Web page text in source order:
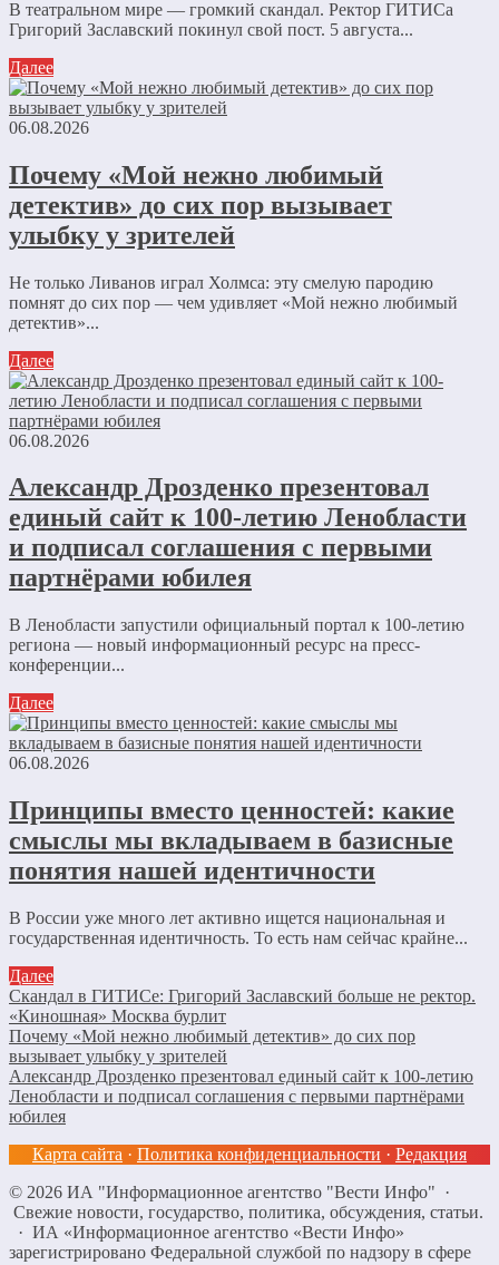
В театральном мире — громкий скандал. Ректор ГИТИСа
Григорий Заславский покинул свой пост. 5 августа...
Далее
06.08.2026
Почему «Мой нежно любимый
детектив» до сих пор вызывает
улыбку у зрителей
Не только Ливанов играл Холмса: эту смелую пародию
помнят до сих пор — чем удивляет «Мой нежно любимый
детектив»...
Далее
06.08.2026
Александр Дрозденко презентовал
единый сайт к 100-летию Ленобласти
и подписал соглашения с первыми
партнёрами юбилея
В Ленобласти запустили официальный портал к 100-летию
региона — новый информационный ресурс на пресс-
конференции...
Далее
06.08.2026
Принципы вместо ценностей: какие
смыслы мы вкладываем в базисные
понятия нашей идентичности
В России уже много лет активно ищется национальная и
государственная идентичность. То есть нам сейчас крайне...
Далее
Скандал в ГИТИСе: Григорий Заславский больше не ректор.
«Киношная» Москва бурлит
Почему «Мой нежно любимый детектив» до сих пор
вызывает улыбку у зрителей
Александр Дрозденко презентовал единый сайт к 100-летию
Ленобласти и подписал соглашения с первыми партнёрами
юбилея
Карта сайта · Политика конфиденциальности · Редакция
© 2026 ИА "Информационное агентство "Вести Инфо" ·
Свежие новости, государство, политика, обсуждения, статьи.
· ИА «Информационное агентство «Вести Инфо»
зарегистрировано Федеральной службой по надзору в сфере